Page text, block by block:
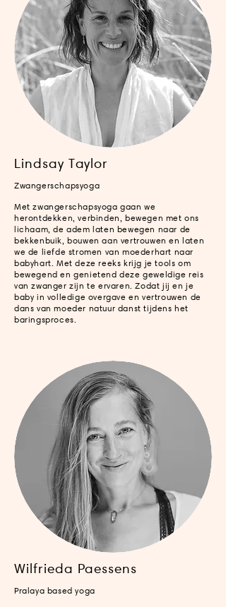
Lindsay Taylor
Zwangerschapsyoga
Met zwangerschapsyoga gaan we
herontdekken, verbinden, bewegen met ons
lichaam, de adem laten bewegen naar de
bekkenbuik, bouwen aan vertrouwen en laten
we de liefde stromen van moederhart naar
babyhart. Met deze reeks krijg je tools om
bewegend en genietend deze geweldige reis
van zwanger zijn te ervaren. Zodat jij en je
baby in volledige overgave en vertrouwen de
dans van moeder natuur danst tijdens het
baringsproces.
Wilfrieda Paessens
Pralaya based yoga